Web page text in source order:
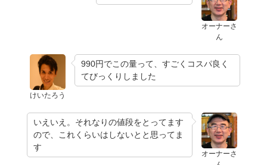
オーナーさ
ん
けいたろう
990円でこの量って、すごくコスパ良く
てびっくりしました
オーナーさ
いえいえ。それなりの値段をとってます
ので、これくらいはしないとと思ってま
す